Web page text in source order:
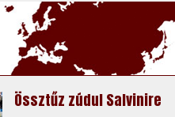
Össztűz zúdul Salvinire